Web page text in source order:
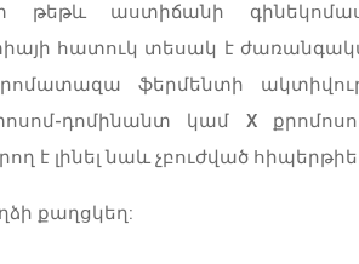
թեթև աստիճանի
հատուկ տեսակ է
ֆերմենտի
դոմինանտ կամ X
լինել նաև չբուժված
քաղցկեղ: